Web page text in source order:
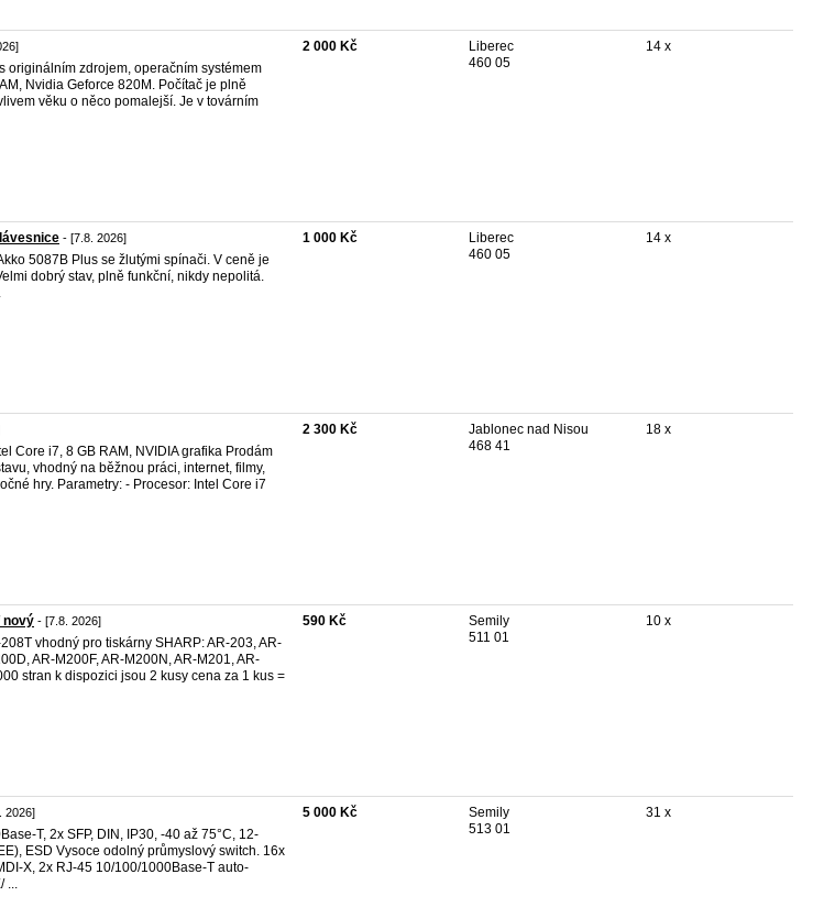
originálním zdrojem, operačním systémem
Nvidia Geforce 820M. Počítač je plně
věku o něco pomalejší. Je v továrním
2 000 Kč
Liberec
460 05
14 x
- [7.8. 2026]
5087B Plus se žlutými spínači. V ceně je
dobrý stav, plně funkční, nikdy nepolitá.
1 000 Kč
Liberec
460 05
14 x
Core i7, 8 GB RAM, NVIDIA grafika Prodám
vhodný na běžnou práci, internet, filmy,
hry. Parametry: - Procesor: Intel Core i7
2 300 Kč
Jablonec nad Nisou
468 41
18 x
nový - [7.8. 2026]
vhodný pro tiskárny SHARP: AR-203, AR-
AR-M200F, AR-M200N, AR-M201, AR-
stran k dispozici jsou 2 kusy cena za 1 kus =
590 Kč
Semily
511 01
10 x
2026]
T, 2x SFP, DIN, IP30, -40 až 75°C, 12-
ESD Vysoce odolný průmyslový switch. 16x
X, 2x RJ-45 10/100/1000Base-T auto-
...
5 000 Kč
Semily
513 01
31 x